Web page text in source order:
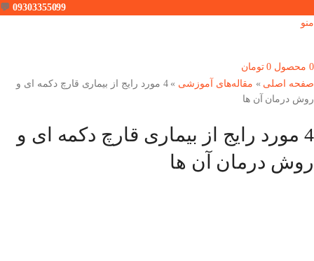
09303355099
💬
منو
0 محصول 0 تومان
صفحه اصلی » مقاله‌های آموزشی »
4 مورد رایج از بیماری قارچ دکمه ای و
روش درمان آن ها
4 مورد رایج از بیماری قارچ دکمه ای و
روش درمان آن ها